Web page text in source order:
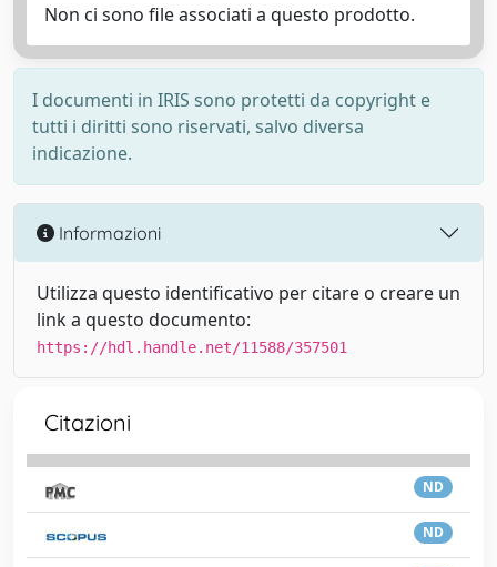
Non ci sono file associati a questo prodotto.
I documenti in IRIS sono protetti da copyright e
tutti i diritti sono riservati, salvo diversa
indicazione.
Informazioni
Utilizza questo identificativo per citare o creare un
link a questo documento:
https://hdl.handle.net/11588/357501
Citazioni
ND
ND